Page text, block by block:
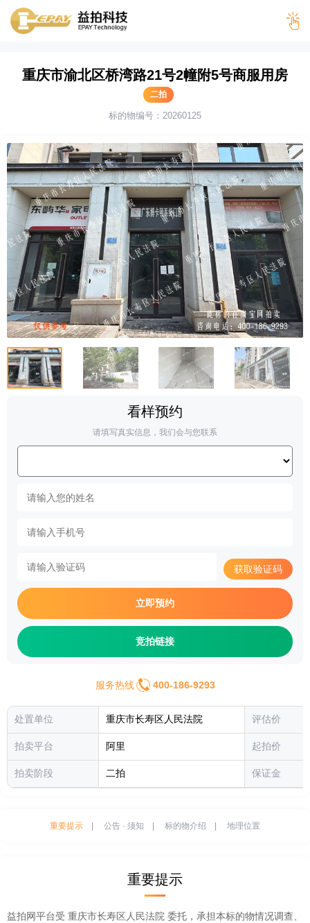
重庆市渝北区桥湾路21号2幢附5号商服用房
二拍
标的物编号：20260125
看样预约
请填写真实信息，我们会与您联系
获取验证码
立即预约
竞拍链接
服务热线 400-186-9293
处置单位 重庆市长寿区人民法院 评估价
拍卖平台 阿里 起拍价
拍卖阶段 二拍 保证金
重要提示 公告 · 须知 标的物介绍 地理位置
重要提示
益拍网平台受 重庆市长寿区人民法院 委托，承担本标的物情况调查、